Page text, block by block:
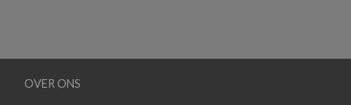
OVER ONS